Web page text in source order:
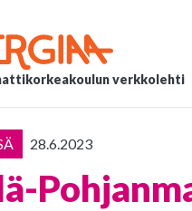
verkkolehti
28.6.2023